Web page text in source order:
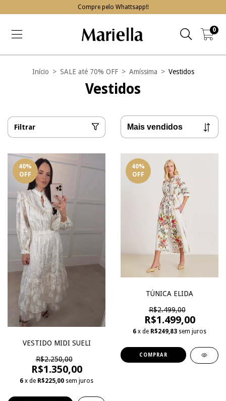
Compre pelo Whattsapp!!
0
Início > SALE até 70% OFF > Amíssima > Vestidos
Vestidos
Filtrar
40%
OFF
VESTIDO MIDI SUELI
R$2.250,00
R$1.350,00
6 x de R$225,00 sem juros
40%
OFF
TÚNICA ELIDA
R$2.499,00
R$1.499,00
6 x de R$249,83 sem juros
COMPRAR